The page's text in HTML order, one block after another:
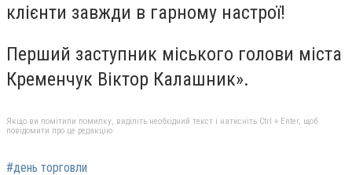
клієнти завжди в гарному настрої!
Перший заступник міського голови міста
Кременчук Віктор Калашник».
Якщо ви помітили помилку, виділіть необхідний текст і натисніть Ctrl + Enter, щоб
повідомити про це редакцію
#день торговли